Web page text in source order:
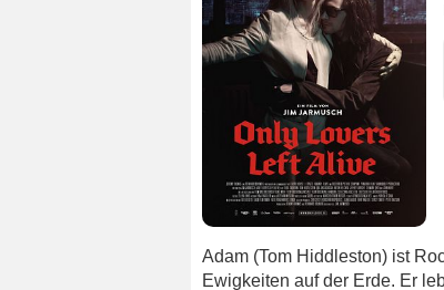
Adam (Tom Hiddleston) ist
Ewigkeiten auf der Erde. Er